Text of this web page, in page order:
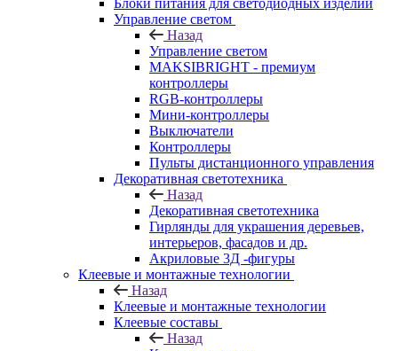
Блоки питания для светодиодных изделий
Управление светом
Назад
Управление светом
MAKSIBRIGHT - премиум
контроллеры
RGB-контроллеры
Мини-контроллеры
Выключатели
Контроллеры
Пульты дистанционного управления
Декоративная светотехника
Назад
Декоративная светотехника
Гирлянды для украшения деревьев,
интерьеров, фасадов и др.
Акриловые 3Д -фигуры
Клеевые и монтажные технологии
Назад
Клеевые и монтажные технологии
Клеевые составы
Назад